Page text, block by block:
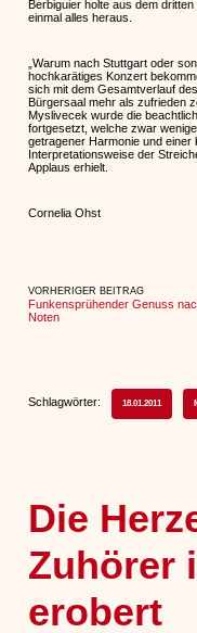
Berbiguier holte aus dem
einmal alles heraus.
„Warum nach Stuttgart oder
hochkarätiges Konzert
sich mit dem Gesamtverlauf
Bürgersaal mehr als zufrieden
Myslivecek wurde die
fortgesetzt, welche zwar
getragener Harmonie und
Interpretationsweise der
Applaus erhielt.
Cornelia Ohst
VORHERIGER BEITRAG
Funkensprühender Genuss
Noten
Schlagwörter: 18.01.2011
Die
Zuhörer
erobert